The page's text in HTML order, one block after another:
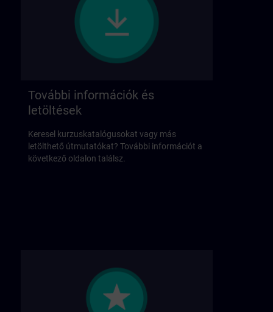
További információk és
letöltések
Keresel kurzuskatalógusokat vagy más
letölthető útmutatókat? További információt a
következő oldalon találsz.